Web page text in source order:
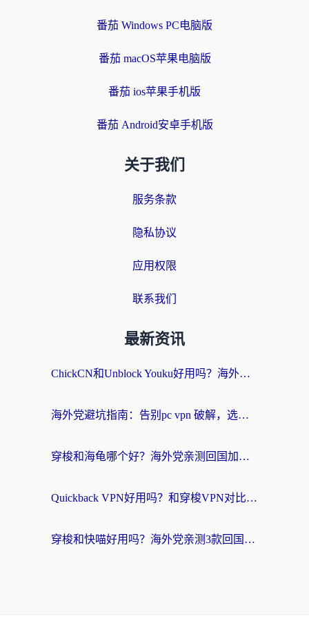
番茄 Windows PC电脑版
番茄 macOS苹果电脑版
番茄 ios苹果手机版
番茄 Android安卓手机版
关于我们
服务条款
隐私协议
应用权限
联系我们
最新资讯
ChickCN和Unblock Youku好用吗？海外党亲测3款回国加速器，附iOS免费选择指南
海外党避坑指南：告别pc vpn 破解，选对回国加速器轻松访问国内资源
穿梭和海龟哪个好？海外党亲测回国加速器，附电脑免费VPN推荐
Quickback VPN好用吗？和穿梭VPN对比哪个回国效果更好？海外党必看的真实测评与选择指南
穿梭和快喵好用吗？海外党亲测3款回国加速器，附日本回国VPN避坑指南